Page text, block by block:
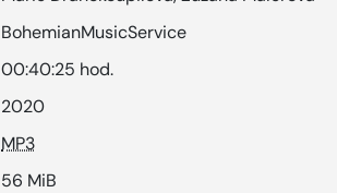
BohemianMusicService
00:40:25 hod.
2020
MP3
56 MiB